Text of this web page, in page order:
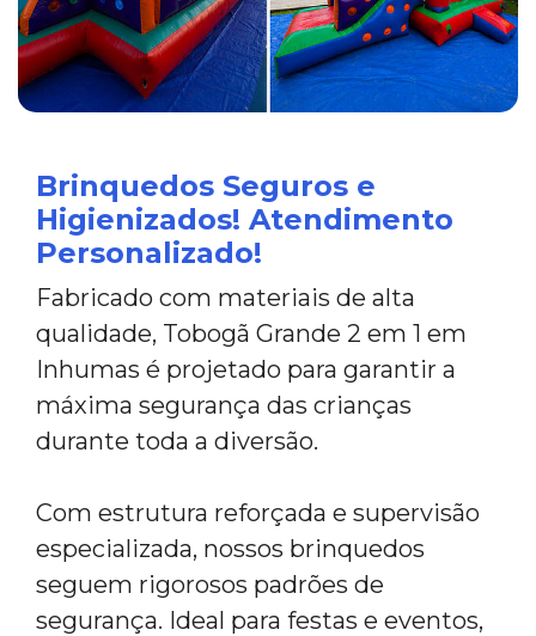
Brinquedos Seguros e
Higienizados! Atendimento
Personalizado!
Fabricado com materiais de alta
qualidade, Tobogã Grande 2 em 1 em
Inhumas é projetado para garantir a
máxima segurança das crianças
durante toda a diversão.
Com estrutura reforçada e supervisão
especializada, nossos brinquedos
seguem rigorosos padrões de
segurança. Ideal para festas e eventos,